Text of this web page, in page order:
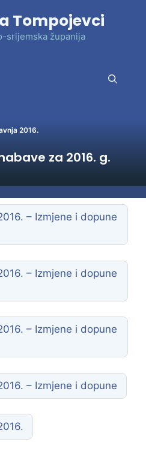
Tompojevci
srijemska županija
2016.
za 2016. g.
– Izmjene i dopune
– Izmjene i dopune
– Izmjene i dopune
– Izmjene i dopune